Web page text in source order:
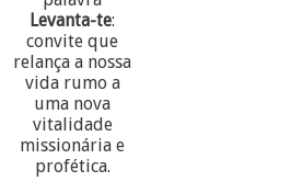
Levanta-te:
convite que
relança a nossa
vida rumo a
uma nova
vitalidade
missionária e
profética.